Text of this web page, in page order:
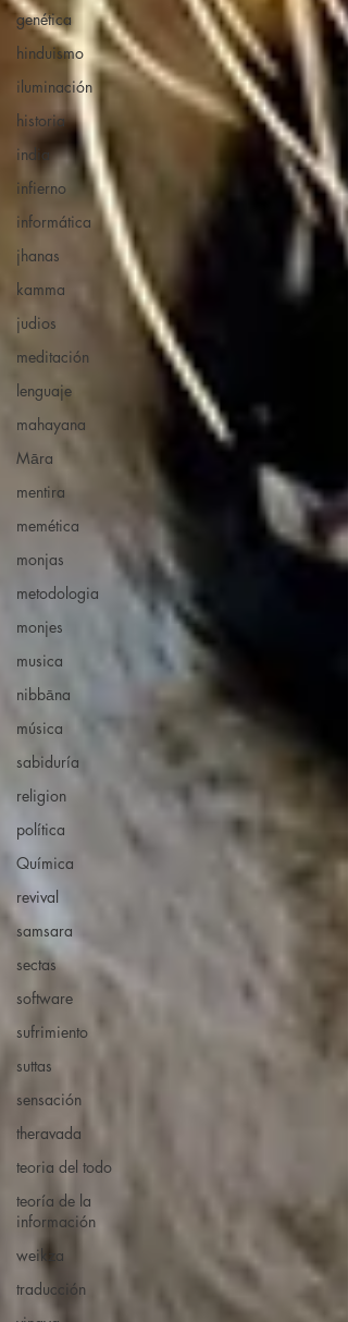
genética
hinduismo
iluminación
historia
india
infierno
informática
jhanas
kamma
judios
meditación
lenguaje
mahayana
Māra
mentira
memética
monjas
metodologia
monjes
musica
nibbāna
música
sabiduría
religion
política
Química
revival
samsara
sectas
software
sufrimiento
suttas
sensación
theravada
teoria del todo
teoría de la
información
weikza
traducción